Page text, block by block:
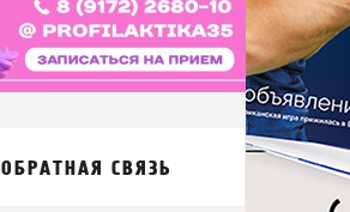
ОБРАТНАЯ СВЯЗЬ